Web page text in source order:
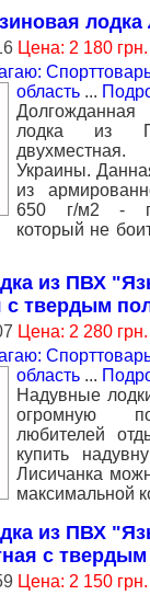
Цена: 2 180
область ...
лодка из
Украины.
из
650 г/м2 -
который не
из ПВХ
с твердым
Цена: 2 280
область ...
Надувные
огромную
любителей
купить
Лисичанка
максимальной
из ПВХ
с
Цена: 2 150